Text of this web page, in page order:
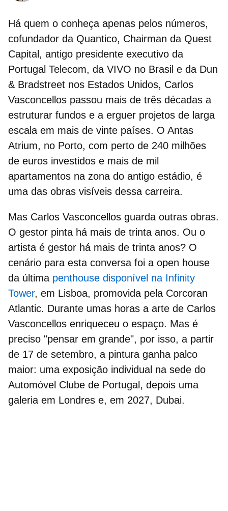
Há quem o conheça apenas pelos números,
cofundador da Quantico, Chairman da Quest
Capital, antigo presidente executivo da
Portugal Telecom, da VIVO no Brasil e da Dun
& Bradstreet nos Estados Unidos, Carlos
Vasconcellos passou mais de três décadas a
estruturar fundos e a erguer projetos de larga
escala em mais de vinte países. O Antas
Atrium, no Porto, com perto de 240 milhões
de euros investidos e mais de mil
apartamentos na zona do antigo estádio, é
uma das obras visíveis dessa carreira.
Mas Carlos Vasconcellos guarda outras obras.
O gestor pinta há mais de trinta anos. Ou o
artista é gestor há mais de trinta anos? O
cenário para esta conversa foi a open house
da última penthouse disponível na Infinity
Tower, em Lisboa, promovida pela Corcoran
Atlantic. Durante umas horas a arte de Carlos
Vasconcellos enriqueceu o espaço. Mas é
preciso "pensar em grande", por isso, a partir
de 17 de setembro, a pintura ganha palco
maior: uma exposição individual na sede do
Automóvel Clube de Portugal, depois uma
galeria em Londres e, em 2027, Dubai.